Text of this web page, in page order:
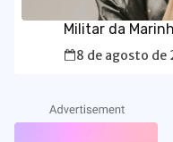
Militar da
8 de agosto de